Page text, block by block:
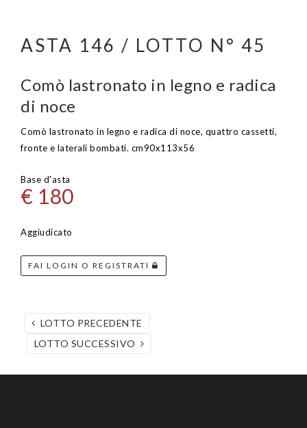
ASTA 146 / LOTTO N° 45
Comò lastronato in legno e radica
di noce
Comò lastronato in legno e radica di noce, quattro cassetti,
fronte e laterali bombati. cm90x113x56
Base d'asta
€ 180
Aggiudicato
FAI LOGIN O REGISTRATI
LOTTO PRECEDENTE
LOTTO SUCCESSIVO